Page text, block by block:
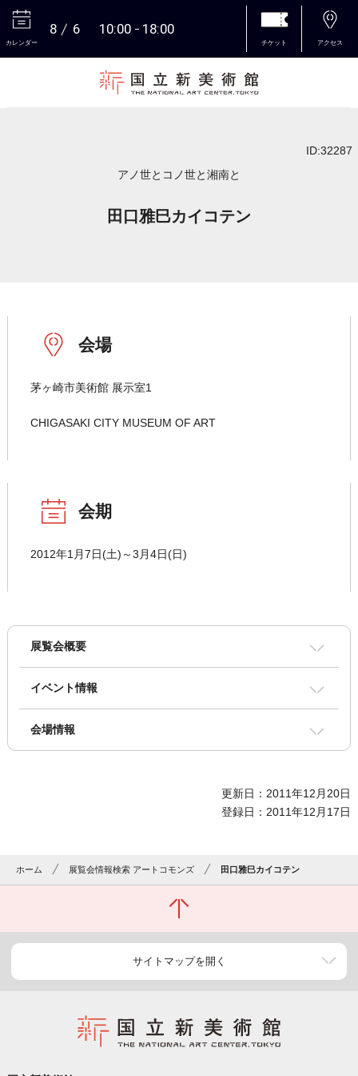
カレンダー
8 6 10:00 18:00
チケット アクセス
ID:32287
アノ世とコノ世と湘南と
田口雅巳カイコテン
会場
茅ヶ崎市美術館 展示室1
CHIGASAKI CITY MUSEUM OF ART
会期
2012年1月7日(土)～3月4日(日)
展覧会概要
イベント情報
会場情報
更新日：2011年12月20日
登録日：2011年12月17日
ホーム 展覧会情報検索 アートコモンズ 田口雅巳カイコテン
サイトマップを開く